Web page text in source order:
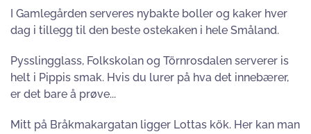
I Gamlegården serveres nybakte boller og kaker hver
dag i tillegg til den beste ostekaken i hele Småland.
Pysslingglass, Folkskolan og Törnrosdalen serverer is
helt i Pippis smak. Hvis du lurer på hva det innebærer,
er det bare å prøve...
Mitt på Bråkmakargatan ligger Lottas kök. Her kan man